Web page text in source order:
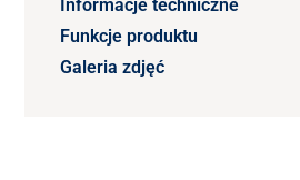
Informacje techniczne
Funkcje produktu
Galeria zdjęć